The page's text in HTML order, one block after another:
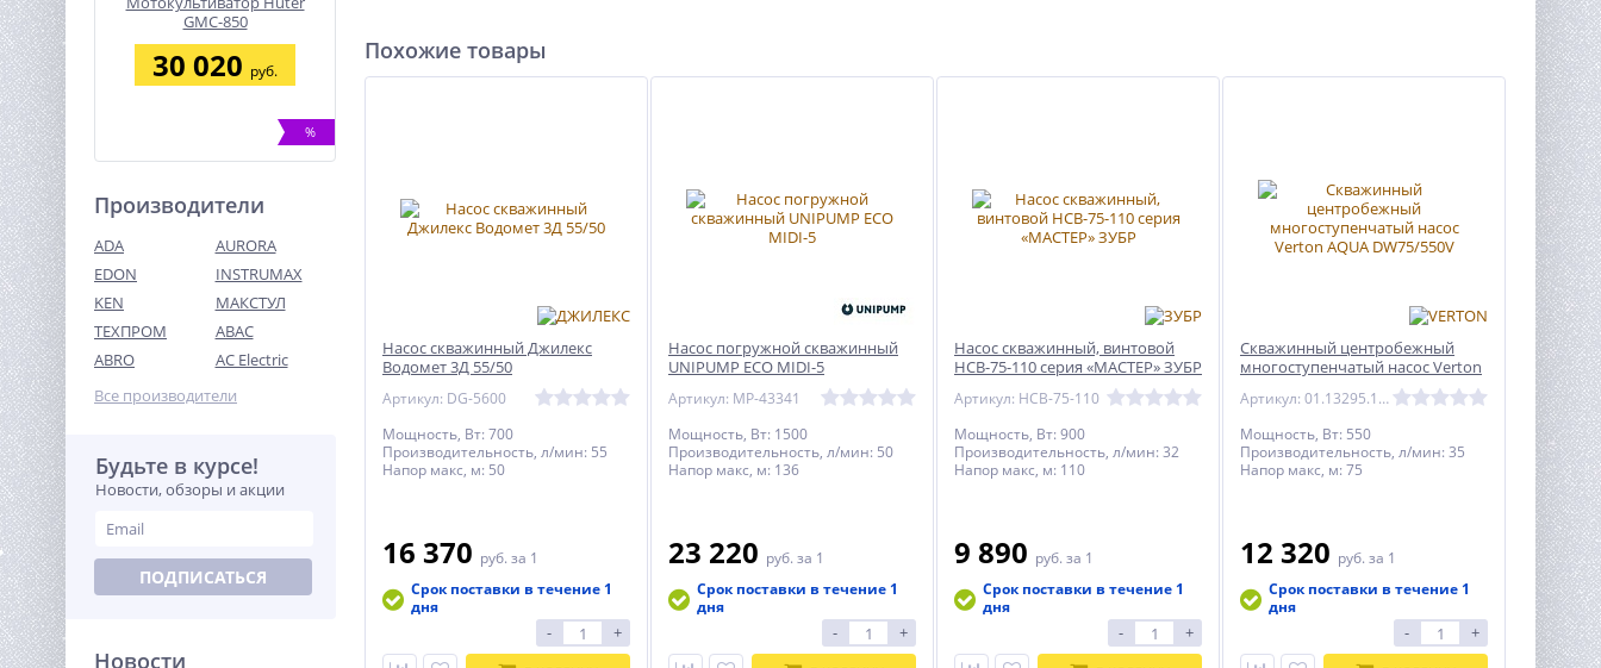
GMC-850
30 020 руб.
%
Мойка высокого давления
электрическая Greenworks
Арт. 5107007, 1700 Вт, 120
бар
9 990
Производители
ADA
AURORA
EDON
INSTRUMAX
KEN
МАКСТУЛ
ТЕХПРОМ
ABAC
ABRO
AC Electric
Все производители
Будьте в курсе!
Новости, обзоры и акции
ПОДПИСАТЬСЯ
Новости
Похожие товары
Насос скважинный Джилекс
Водомет 3Д 55/50
Артикул: DG-5600
Мощность, Вт: 700
Производительность, л/мин: 55
Напор макс, м: 50
16 370 руб. за 1
Срок поставки в течение 1
дня
- +
Насос погружной скважинный
UNIPUMP ECO MIDI-5
Артикул: MP-43341
Мощность, Вт: 1500
Производительность, л/мин: 50
Напор макс, м: 136
23 220 руб. за 1
Срок поставки в течение 1
дня
- +
Насос скважинный, винтовой
НСВ-75-110 серия «МАСТЕР» ЗУБР
Артикул: НСВ-75-110
Мощность, Вт: 900
Производительность, л/мин: 32
Напор макс, м: 110
9 890 руб. за 1
Срок поставки в течение 1
дня
- +
Скважинный центробежный
многоступенчатый насос Verton
Артикул: 01.13295.13324
Мощность, Вт: 550
Производительность, л/мин: 35
Напор макс, м: 75
12 320 руб. за 1
Срок поставки в течение 1
дня
- +